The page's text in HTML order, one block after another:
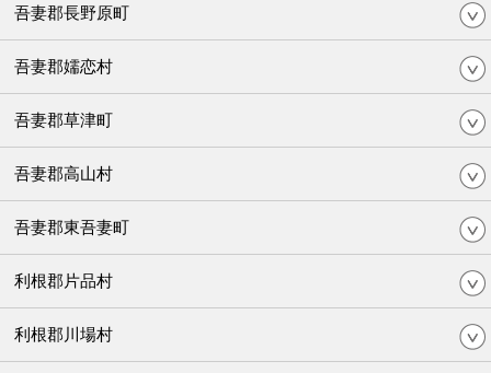
吾妻郡長野原町
吾妻郡嬬恋村
吾妻郡草津町
吾妻郡高山村
吾妻郡東吾妻町
利根郡片品村
利根郡川場村